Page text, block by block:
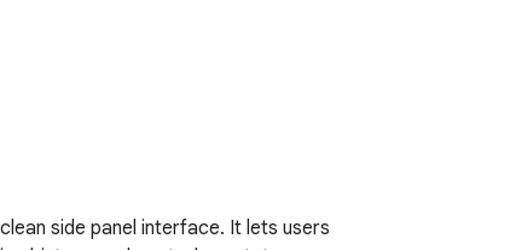
side panel interface. It lets users